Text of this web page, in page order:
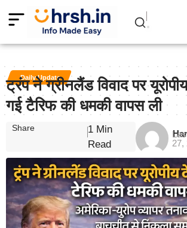
Daily Update
ट्रंप ने ग्रीनलैंड विवाद पर
गई टैरिफ की धमकी वापस ली
27,
Share
1 Min
Read